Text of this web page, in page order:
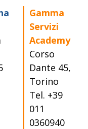
Gamma
Servizi
Academy
Corso
Dante 45,
Torino
Tel. +39
011
0360940